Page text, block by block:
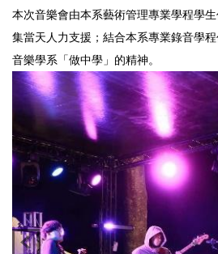
本次音樂會由本系藝術管理專業學程學
集當天人力支援；結合本系專業錄音學
音樂學系「做中學」的精神。